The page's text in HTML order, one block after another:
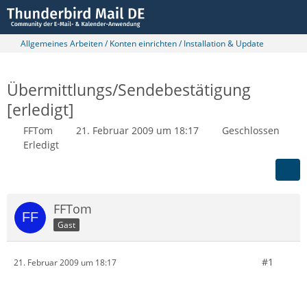
Allgemeines Arbeiten / Konten einrichten / Installation & Update
Übermittlungs/Sendebestätigung
[erledigt]
FFTom 21. Februar 2009 um 18:17
Geschlossen
Erledigt
FFTom
Gast
21. Februar 2009 um 18:17 #1